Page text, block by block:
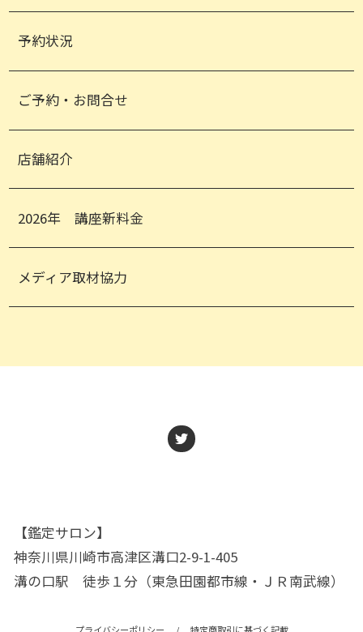
予約状況
ご予約・お問合せ
店舗紹介
2026年 講座新料金
メディア取材協力
【鑑定サロン】
神奈川県川崎市高津区溝口2-9-1-405
溝の口駅 徒歩１分（東急田園都市線・ＪＲ南武線）